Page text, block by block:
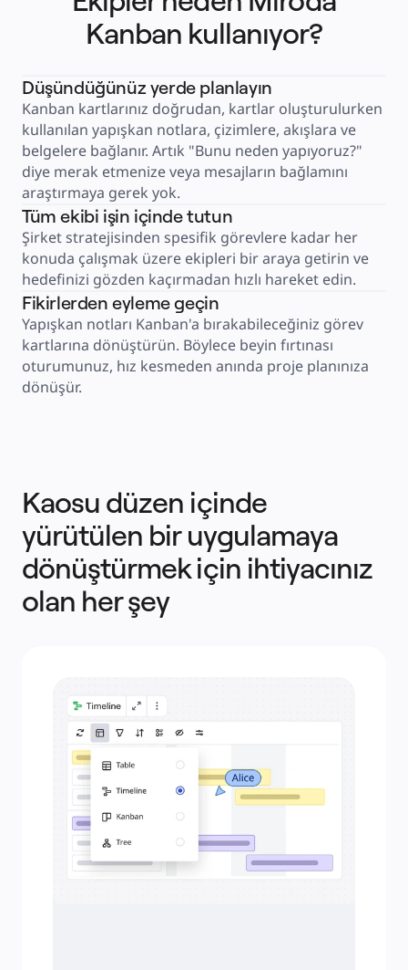
Perakende
Finansal Hizmetler
Yaşam Bilimleri ve İlaç
Ekibe Göre
Mühendislik
Ürün Liderliği ve Operasyonlar
Operasyonlar
Pazarlama
BT
Stratejik Girişime Göre
Ürün Operasyon Sistemi
Yapay Zeka Dönüşümü
Çalışma Yöntemleri Dönüşümü
Dijital Çalışan Deneyimi
Müşteri Deneyimi ve Hizmet Tasarımı
Bulut ve Yazılım Dönüşümü
Kaynaklar
Öğrenme
Müşteri Hikayeleri
Academy
Webinarlar
Reforge Learning
Topluluk ve Destek
Yardım Merkezi
Etkinlikler
Topluluk
Blog
Kanban kullanıyor?
Düşündüğünüz yerde planlayın
Kanban kartlarınız doğrudan, kartlar oluşturulurken
kullanılan yapışkan notlara, çizimlere, akışlara ve
belgelere bağlanır. Artık "Bunu neden yapıyoruz?"
diye merak etmenize veya mesajların bağlamını
araştırmaya gerek yok.
Tüm ekibi işin içinde tutun
Şirket stratejisinden spesifik görevlere kadar her
konuda çalışmak üzere ekipleri bir araya getirin ve
hedefinizi gözden kaçırmadan hızlı hareket edin.
Fikirlerden eyleme geçin
Yapışkan notları Kanban'a bırakabileceğiniz görev
kartlarına dönüştürün. Böylece beyin fırtınası
oturumunuz, hız kesmeden anında proje planınıza
dönüşür.
Kaosu düzen içinde
yürütülen bir uygulamaya
dönüştürmek için ihtiyacınız
olan her şey